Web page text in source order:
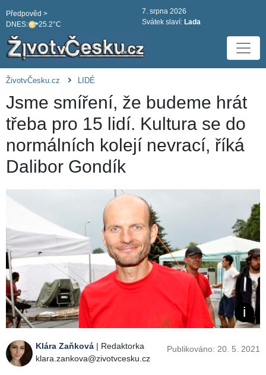
DNES: 25.2°C
Předpověd >
7. srpna 2026
Svátek slaví: Lada
ŽivotvČesku.cz LIDÉ
Jsme smíření, že budeme hrát
třeba pro 15 lidí. Kultura se do
normálních kolejí nevrací, říká
Dalibor Gondík
Klára Zaňková | Redaktorka
klara.zankova@zivotvcesku.cz
Publikováno: 20. 5. 2021